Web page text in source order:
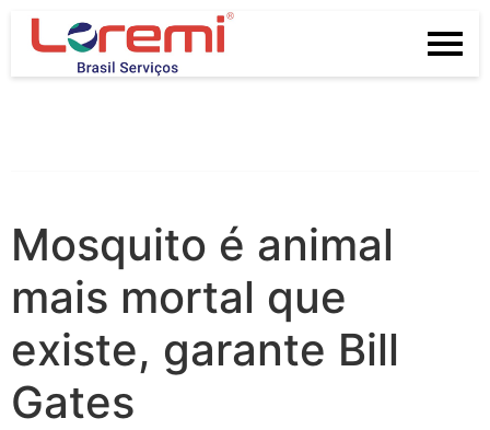
Mosquito é animal
mais mortal que
existe, garante Bill
Gates